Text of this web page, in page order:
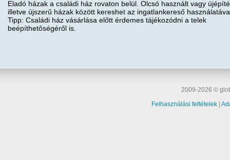
Eladó házak a családi ház rovaton belül. Olcsó használt vagy
illetve újszerű házak között kereshet az ingatlankereső
Tipp: Családi ház vásárlása előtt érdemes tájékozódni a telek
beépíthetőségéről is.
2009-2026 ©
Felhasználási feltételek